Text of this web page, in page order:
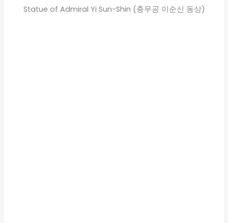
Statue of Admiral Yi Sun-Shin (충무공 이순신 동상)